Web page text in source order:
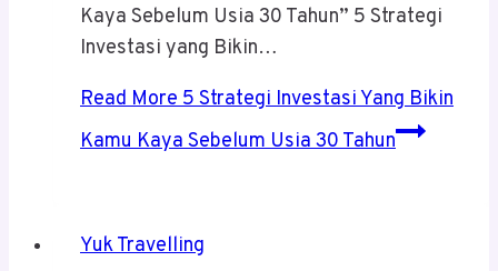
Kaya Sebelum Usia 30 Tahun” 5 Strategi
Investasi yang Bikin…
Read More5 Strategi Investasi Yang Bikin
Kamu Kaya Sebelum Usia 30 Tahun
Yuk Travelling